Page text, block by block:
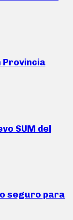
Provincia
SUM del
seguro para